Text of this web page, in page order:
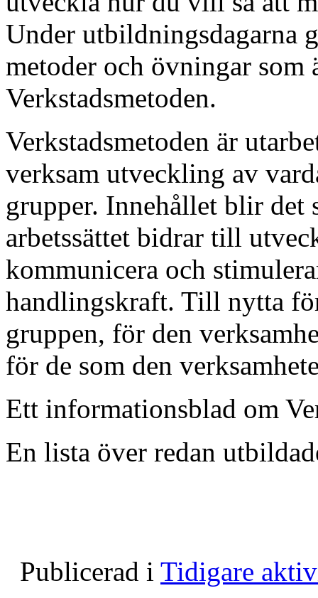
Under utbildningsdagarna
metoder och övningar
Verkstadsmetoden.
Verkstadsmetoden är
verksam utveckling av
grupper. Innehållet blir det
arbetssättet bidrar till
kommunicera och
handlingskraft. Till nytta
gruppen, för den
för de som den
Ett informationsblad om
En lista över redan
Publicerad i Tidigare